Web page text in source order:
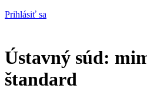
Prihlásiť sa
Ústavný súd:
štandard